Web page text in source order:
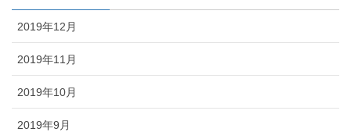
2019年12月
2019年11月
2019年10月
2019年9月